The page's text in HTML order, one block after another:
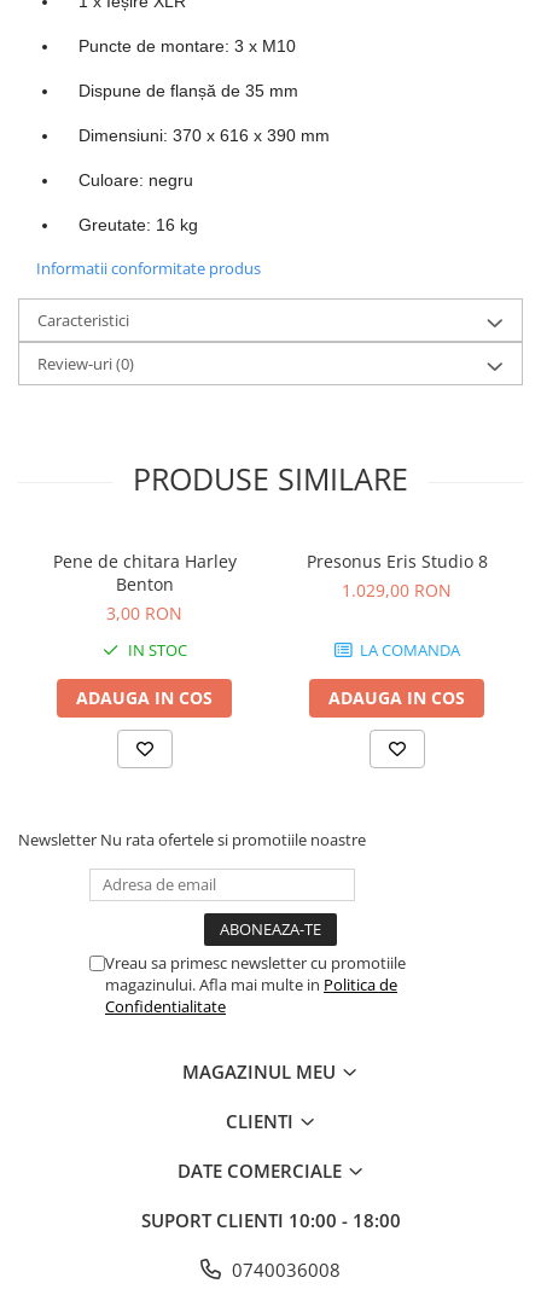
Instrumente Muzicale
Chitare si bass
Claviaturi
Instrumente de suflat
Instrumente si jucarii pentru copii
Tobe
DJ
Accesorii DJ
Accesorii Pick-up si Vinyl
Mixere DJ
Samplere si controllere
Stative si pupitre DJ
Cabluri si conectori
Cabluri adaptoare, cabluri Y
Cabluri audio
Cabluri de microfon
Cabluri DMX
Cabluri MIDI si audio digitale
Cabluri multicore
Case-uri, rack, huse si genti
Case-uri universale
Puncte de montare: 3 x M10
Dispune de flanșă de 35 mm
Dimensiuni: 370 x 616 x 390 mm
Culoare: negru
Greutate: 16 kg
Informatii conformitate produs
Caracteristici
Review-uri(0)
PRODUSE SIMILARE
Pene de chitara Harley
Benton
3,00 RON
IN STOC
ADAUGA IN COS
Presonus Eris Studio 8
1.029,00 RON
LA COMANDA
ADAUGA IN COS
Newsletter Nu rata ofertele si promotiile noastre
Vreau sa primesc newsletter cu promotiile
magazinului. Afla mai multe in Politica de
Confidentialitate
MAGAZINUL MEU
CLIENTI
DATE COMERCIALE
SUPORT CLIENTI 10:00 - 18:00
0740036008